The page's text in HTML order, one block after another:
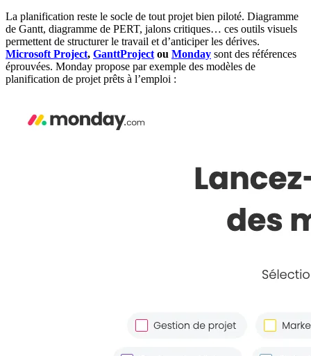
La planification reste le socle de tout projet bien piloté. Diagramme
de Gantt, diagramme de PERT, jalons critiques… ces outils visuels
permettent de structurer le travail et d’anticiper les dérives.
Microsoft Project, GanttProject ou Monday sont des références
éprouvées. Monday propose par exemple des modèles de
planification de projet prêts à l’emploi :